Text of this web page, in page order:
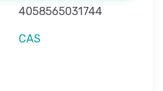
4058565031744
CAS